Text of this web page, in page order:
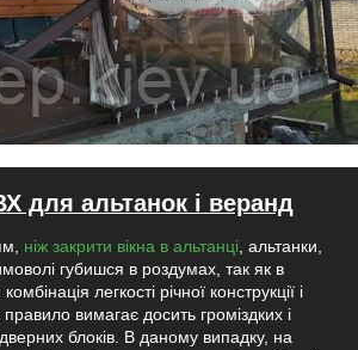
для альтанок і веранд
ніж закрити вікна в альтанці , альтанки,
губишся в роздумах, так як в
легкості річної конструкції і
вимагає досить громіздких і
блоків. В даному випадку, на